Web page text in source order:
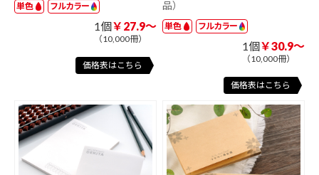
単色 フルカラー
1個￥27.9～
（10,000冊）
価格表はこちら
品）
単色 フルカラー
1個￥30.9～
（10,000冊）
価格表はこちら